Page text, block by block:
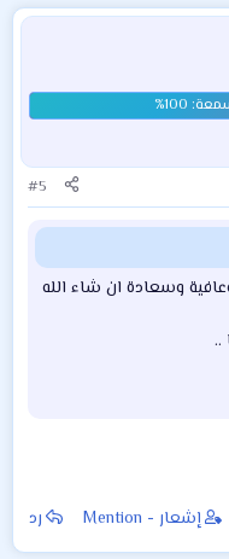
#5
وسعادة ان شاء الله
..​
إشعار - Mention رد